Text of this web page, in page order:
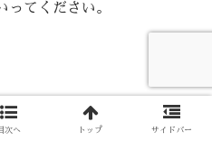
ってください。
目次へ トップ サイドバー